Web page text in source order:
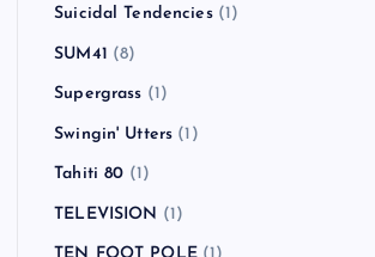
Suicidal Tendencies(1)
SUM41 (8)
Supergrass (1)
Swingin' Utters (1)
Tahiti 80 (1)
TELEVISION (1)